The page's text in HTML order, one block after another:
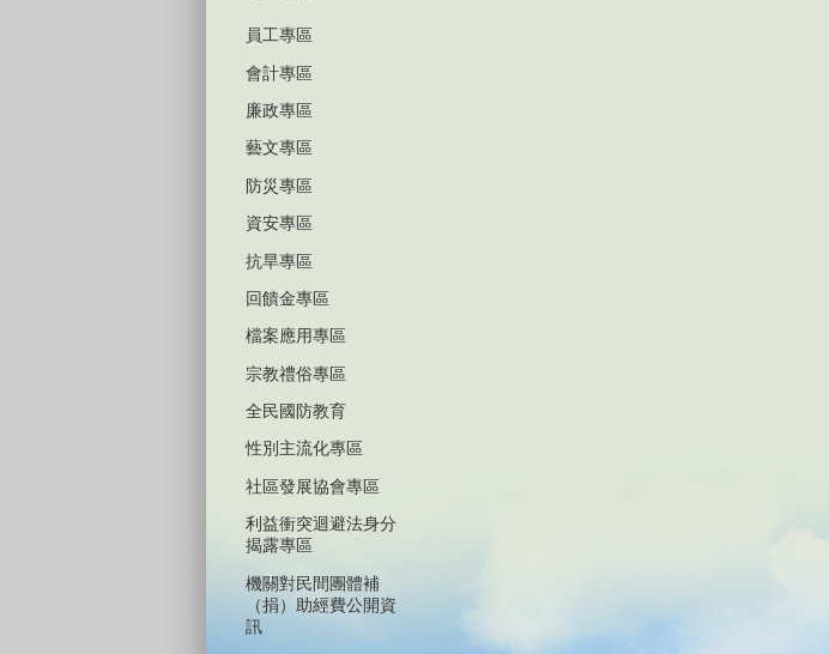
員工專區
會計專區
廉政專區
藝文專區
防災專區
資安專區
抗旱專區
回饋金專區
檔案應用專區
宗教禮俗專區
全民國防教育
性別主流化專區
社區發展協會專區
利益衝突迴避法身分
揭露專區
機關對民間團體補
（捐）助經費公開資
訊